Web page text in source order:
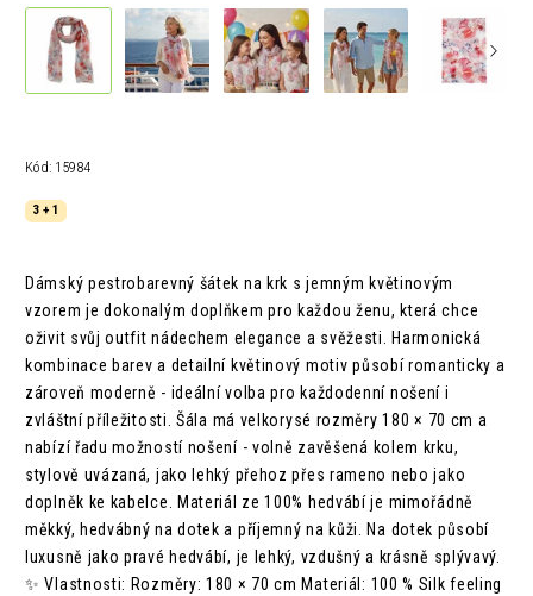
Kód: 15984
3 + 1
Dámský pestrobarevný šátek na krk s jemným květinovým
vzorem je dokonalým doplňkem pro každou ženu, která chce
oživit svůj outfit nádechem elegance a svěžesti. Harmonická
kombinace barev a detailní květinový motiv působí romanticky a
zároveň moderně - ideální volba pro každodenní nošení i
zvláštní příležitosti. Šála má velkorysé rozměry 180 × 70 cm a
nabízí řadu možností nošení - volně zavěšená kolem krku,
stylově uvázaná, jako lehký přehoz přes rameno nebo jako
doplněk ke kabelce. Materiál ze 100% hedvábí je mimořádně
měkký, hedvábný na dotek a příjemný na kůži. Na dotek působí
luxusně jako pravé hedvábí, je lehký, vzdušný a krásně splývavý.
✨ Vlastnosti: Rozměry: 180 × 70 cm Materiál: 100 % Silk feeling